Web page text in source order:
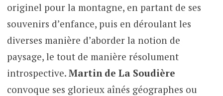
originel pour la montagne, en partant de ses
souvenirs d’enfance, puis en déroulant les
diverses manière d’aborder la notion de
paysage, le tout de manière résolument
introspective. Martin de La Soudière
convoque ses glorieux aînés géographes ou